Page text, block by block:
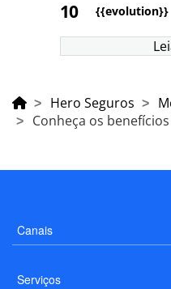
{{evolution}}
Hero Seguros
Conheça os
Canais
Serviços